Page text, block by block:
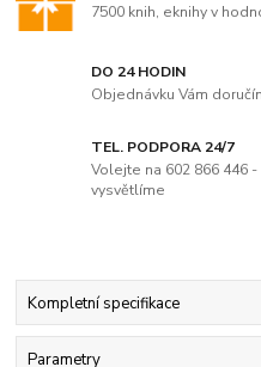
7500 knih, eknihy v
DO 24 HODIN
Objednávku Vám
TEL. PODPORA 24/7
Volejte na 602 866 446
vysvětlíme
Kompletní specifikace
Parametry